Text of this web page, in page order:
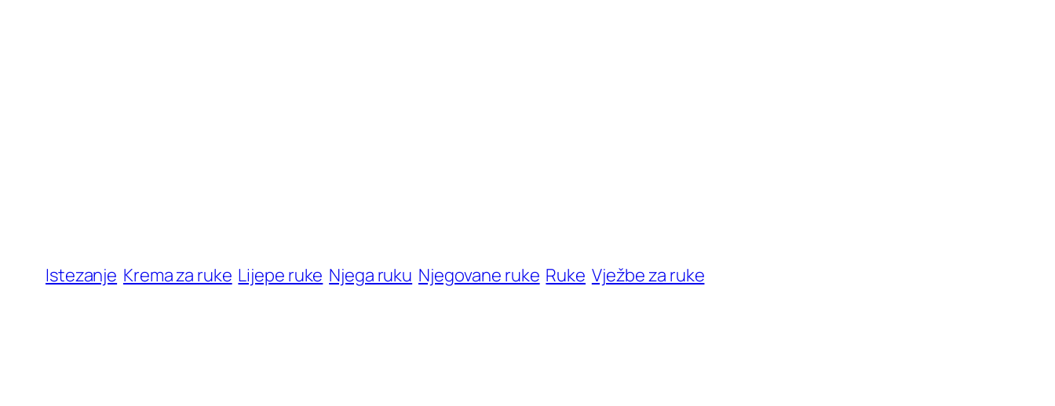
Istezanje Krema za ruke Lijepe ruke Njega ruku Njegovane ruke Ruke Vježbe za ruke